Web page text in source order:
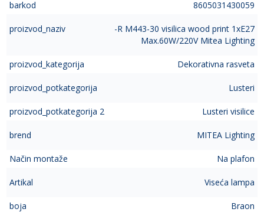
barkod 8605031430059
proizvod_naziv
-R M443-30 visilica wood print 1xE27
Max.60W/220V Mitea Lighting
proizvod_kategorija Dekorativna rasveta
proizvod_potkategorija Lusteri
proizvod_potkategorija 2 Lusteri visilice
brend MITEA Lighting
Način montaže Na plafon
Artikal Viseća lampa
boja Braon